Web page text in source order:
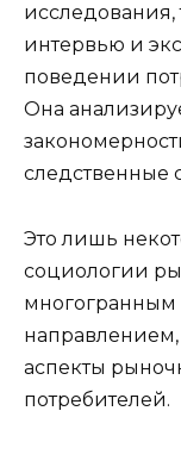
интервью и
поведении
Она
следственные
Это лишь
социологии
направлением,
аспекты
потребителей.